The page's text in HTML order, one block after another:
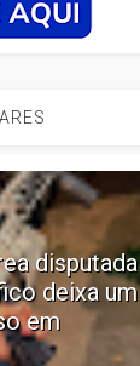
disputada
deixa um
em